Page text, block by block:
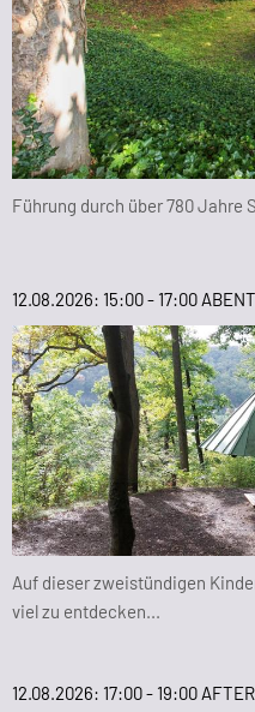
Führung durch über 780 Jahre
12.08.2026: 15:00 - 17:00
Auf dieser zweistündigen
viel zu entdecken...
12.08.2026: 17:00 - 19:00